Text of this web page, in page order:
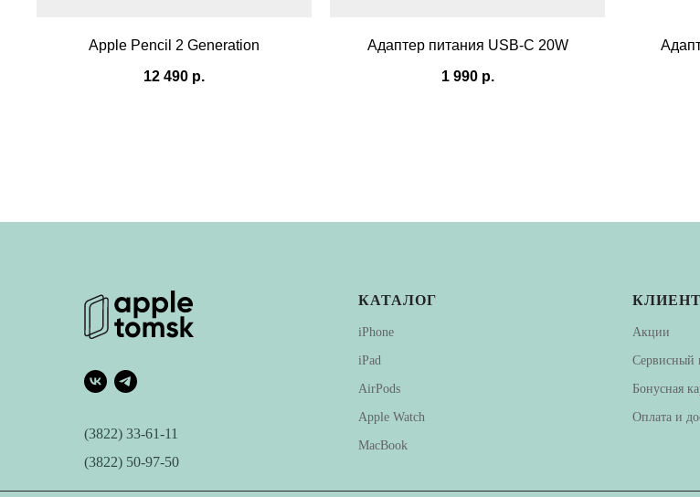
Apple Pencil 2 Generation
12 490 р.
Адаптер питания USB‑C 20W
1 990 р.
(3822) 33-61-11
(3822) 50-97-50
КАТАЛОГ
iPhone
iPad
AirPods
Apple Watch
MacBook
Акции
Сервисный
Бонусная
Оплата и